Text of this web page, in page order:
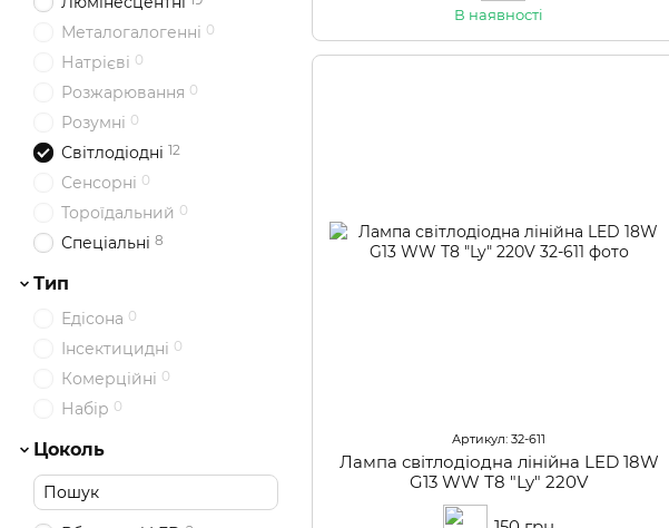
В наявності
Артикул: 32-611
Лампа світлодіодна лінійна LED 18W
G13 WW Т8 "Ly" 220V
Металогалогенні 0
Натрієві 0
Розжарювання 0
Розумні 0
Світлодіодні 12
Сенсорні 0
Тороїдальний 0
Спеціальні 8
Тип
Едісона 0
Інсектицидні 0
Комерційні 0
Набір 0
Цоколь